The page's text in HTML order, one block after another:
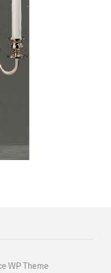
WP Theme